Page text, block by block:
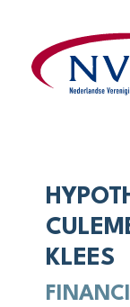
Overslaan en naar
KLEES